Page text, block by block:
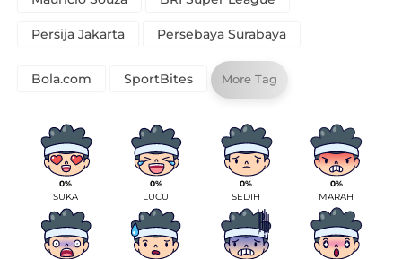
Persija Jakarta Persebaya Surabaya
Bola.com SportBites More Tag
0%
SUKA
0%
LUCU
0%
SEDIH
0%
MARAH